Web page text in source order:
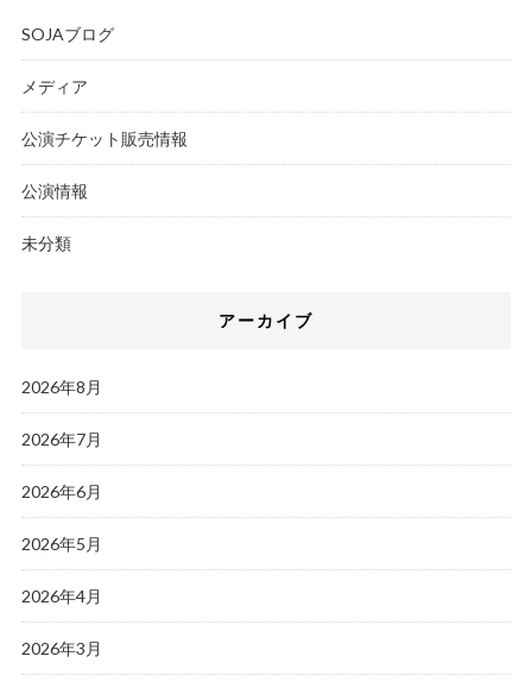
SOJAブログ
メディア
公演チケット販売情報
公演情報
未分類
アーカイブ
2026年8月
2026年7月
2026年6月
2026年5月
2026年4月
2026年3月